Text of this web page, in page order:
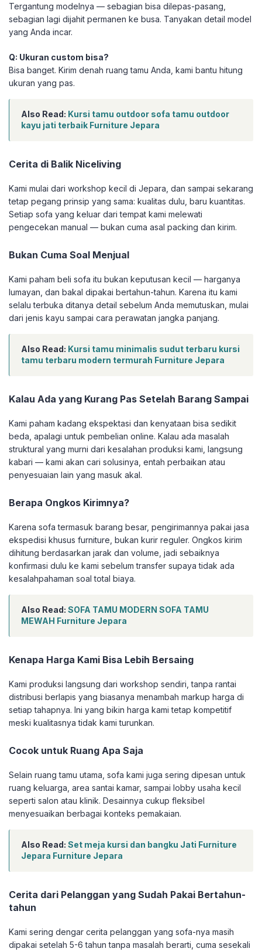
Tergantung modelnya — sebagian bisa dilepas-pasang,
sebagian lagi dijahit permanen ke busa. Tanyakan detail model
yang Anda incar.
Q: Ukuran custom bisa?
Bisa banget. Kirim denah ruang tamu Anda, kami bantu hitung
ukuran yang pas.
Also Read: Kursi tamu outdoor sofa tamu outdoor
kayu jati terbaik Furniture Jepara
Cerita di Balik Niceliving
Kami mulai dari workshop kecil di Jepara, dan sampai sekarang
tetap pegang prinsip yang sama: kualitas dulu, baru kuantitas.
Setiap sofa yang keluar dari tempat kami melewati
pengecekan manual — bukan cuma asal packing dan kirim.
Bukan Cuma Soal Menjual
Kami paham beli sofa itu bukan keputusan kecil — harganya
lumayan, dan bakal dipakai bertahun-tahun. Karena itu kami
selalu terbuka ditanya detail sebelum Anda memutuskan, mulai
dari jenis kayu sampai cara perawatan jangka panjang.
Also Read: Kursi tamu minimalis sudut terbaru kursi
tamu terbaru modern termurah Furniture Jepara
Kalau Ada yang Kurang Pas Setelah Barang Sampai
Kami paham kadang ekspektasi dan kenyataan bisa sedikit
beda, apalagi untuk pembelian online. Kalau ada masalah
struktural yang murni dari kesalahan produksi kami, langsung
kabari — kami akan cari solusinya, entah perbaikan atau
penyesuaian lain yang masuk akal.
Berapa Ongkos Kirimnya?
Karena sofa termasuk barang besar, pengirimannya pakai jasa
ekspedisi khusus furniture, bukan kurir reguler. Ongkos kirim
dihitung berdasarkan jarak dan volume, jadi sebaiknya
konfirmasi dulu ke kami sebelum transfer supaya tidak ada
kesalahpahaman soal total biaya.
Also Read: SOFA TAMU MODERN SOFA TAMU
MEWAH Furniture Jepara
Kenapa Harga Kami Bisa Lebih Bersaing
Kami produksi langsung dari workshop sendiri, tanpa rantai
distribusi berlapis yang biasanya menambah markup harga di
setiap tahapnya. Ini yang bikin harga kami tetap kompetitif
meski kualitasnya tidak kami turunkan.
Cocok untuk Ruang Apa Saja
Selain ruang tamu utama, sofa kami juga sering dipesan untuk
ruang keluarga, area santai kamar, sampai lobby usaha kecil
seperti salon atau klinik. Desainnya cukup fleksibel
menyesuaikan berbagai konteks pemakaian.
Also Read: Set meja kursi dan bangku Jati Furniture
Jepara Furniture Jepara
Cerita dari Pelanggan yang Sudah Pakai Bertahun-
tahun
Kami sering dengar cerita pelanggan yang sofa-nya masih
dipakai setelah 5-6 tahun tanpa masalah berarti, cuma sesekali